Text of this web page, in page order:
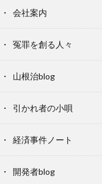
会社案内
冤罪を創る人々
山根治blog
引かれ者の小唄
経済事件ノート
開発者blog